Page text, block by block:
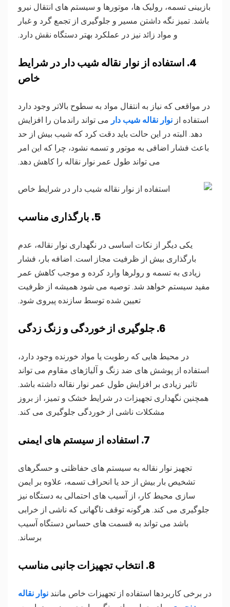
بازبینی تسمه، رولیک ها، موتورها و سیستم های انتقال نیرو
باشد. تمیز نگه داشتن مسیر و جلوگیری از تجمع گرد و غبار
و مواد زائد نیز در عملکرد بهتر دستگاه نقش دارد.
4. استفاده از نوار نقاله شیب دار در شرایط
خاص
در مواقعی که نیاز به انتقال مواد به سطوح بالاتر وجود دارد
استفاده از نوار نقاله شیب دار می تواند راندمان را افزایش
دهد. البته در این حالت باید دقت کرد که شیب بیش از حد
باعث فشار اضافی به موتور و تسمه نشود، چرا که این امر
می تواند طول عمر نوار نقاله را کاهش دهد.
5. بارگذاری مناسب
یکی دیگر از نکات اساسی در نگهداری نوار نقاله، عدم
بارگذاری بیش از ظرفیت مجاز است. اضافه بار، فشار
زیادی به تسمه و رولرها وارد کرده و موجب کاهش عمر
مفید سیستم خواهد شد. توصیه می شود همیشه از ظرفیت
تعیین شده توسط سازنده پیروی شود.
6. جلوگیری از خوردگی و زنگ زدگی
در محیط هایی که رطوبت یا مواد خورنده وجود دارد،
استفاده از پوشش های ضد زنگ و آلیاژهای مقاوم می تواند
تاثیر زیادی بر افزایش طول عمر نوار نقاله داشته باشد.
همچنین نگهداری تجهیزات در شرایط خشک و تمیز، از بروز
مشکلات ناشی از خوردگی جلوگیری می کند.
7. استفاده از سیستم های ایمنی
تجهیز نوار نقاله به سیستم های حفاظتی و حسگرهای
تشخیص بار بیش از حد یا انحراف تسمه، علاوه بر ایمن
سازی محیط کار، از آسیب های احتمالی به دستگاه نیز
جلوگیری می کند. هرگونه توقف ناگهانی که ناشی از خرابی
باشد می تواند به قسمت های حساس دستگاه آسیب
برساند.
8. انتخاب تجهیزات جانبی مناسب
در برخی کاربردها استفاده از تجهیزات خاص مانند نوار نقاله